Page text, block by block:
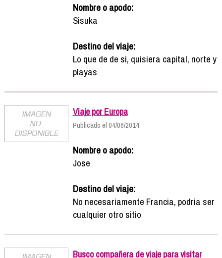
Nombre o apodo:
Sisuka
Destino del viaje:
Lo que de de si, quisiera capital, norte y
playas
Viaje por Europa
Publicado el 04/06/2014
Nombre o apodo:
Jose
Destino del viaje:
No necesariamente Francia, podria ser
cualquier otro sitio
Busco compañera de viaje para visitar